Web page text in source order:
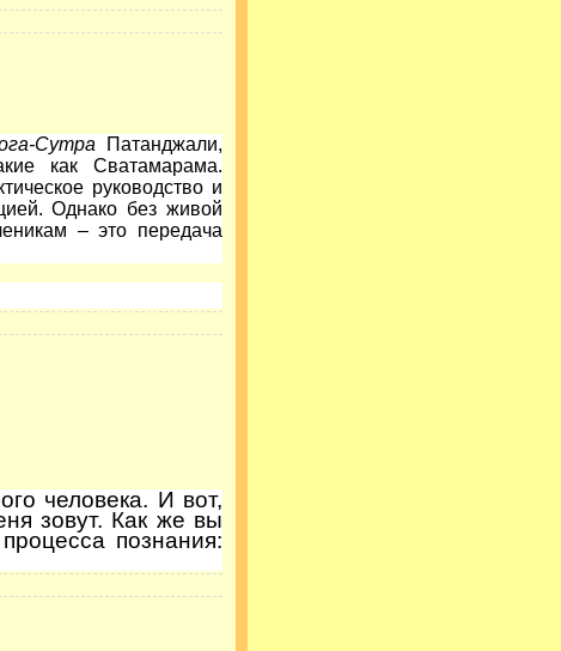
Сутра Патанджали,
как Сватамарама.
руководство и
Однако без живой
– это передача
человека. И вот,
зовут. Как же вы
познания: